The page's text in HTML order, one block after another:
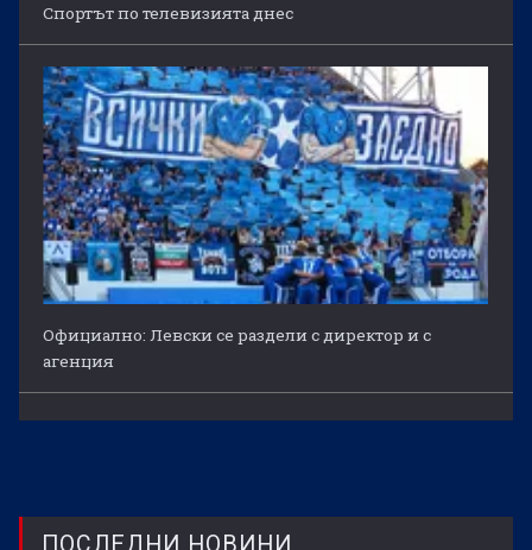
Спортът по телевизията днес
Официално: Левски се раздели с директор и с
агенция